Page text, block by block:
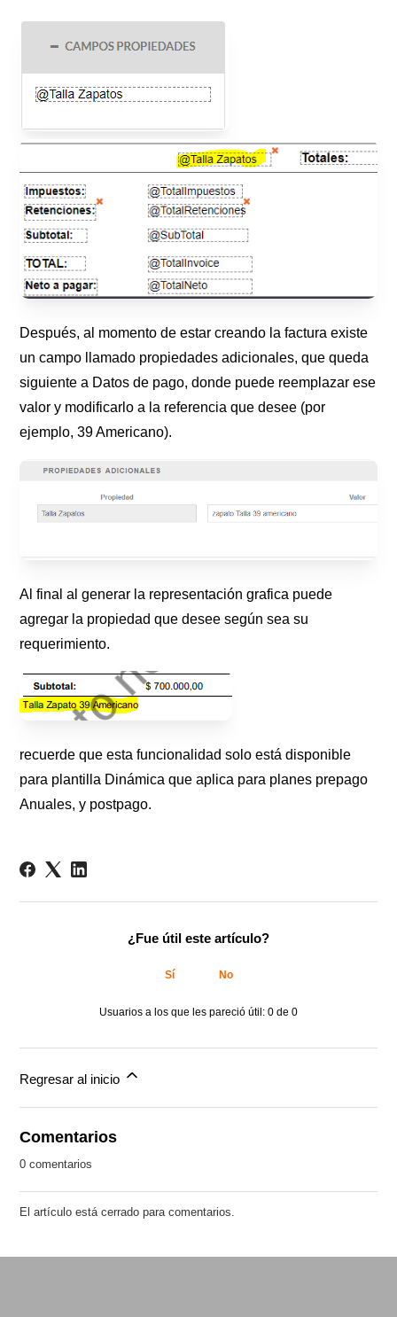
Después, al momento de estar creando la factura existe
un campo llamado propiedades adicionales, que queda
siguiente a Datos de pago, donde puede reemplazar ese
valor y modificarlo a la referencia que desee (por
ejemplo, 39 Americano).
Al final al generar la representación grafica puede
agregar la propiedad que desee según sea su
requerimiento.
recuerde que esta funcionalidad solo está disponible
para plantilla Dinámica que aplica para planes prepago
Anuales, y postpago.
¿Fue útil este artículo?
Sí No
Usuarios a los que les pareció útil: 0 de 0
Regresar al inicio
Comentarios
0 comentarios
El artículo está cerrado para comentarios.